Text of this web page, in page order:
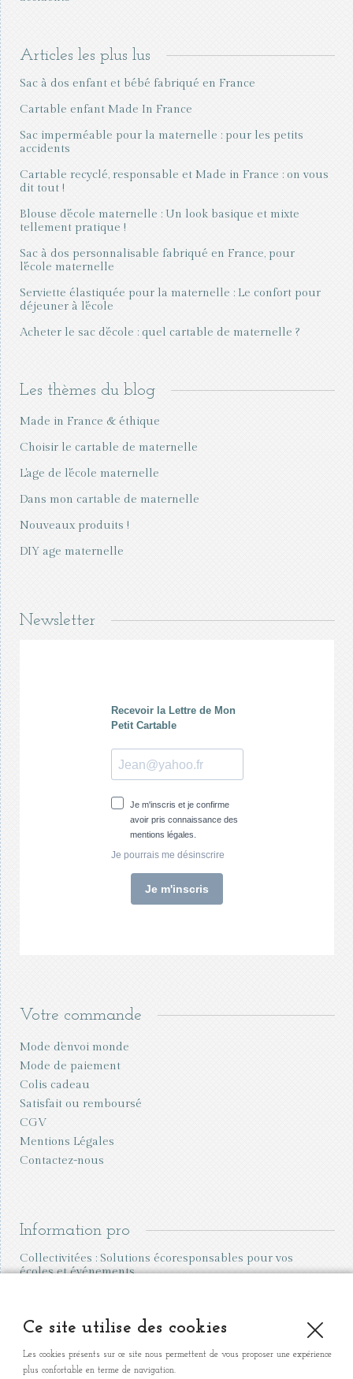
Articles les plus lus
Sac à dos enfant et bébé fabriqué en France
Cartable enfant Made In France
Sac imperméable pour la maternelle : pour les petits
accidents
Cartable recyclé, responsable et Made in France : on vous
dit tout !
Blouse d'école maternelle : Un look basique et mixte
tellement pratique !
Sac à dos personnalisable fabriqué en France, pour
l'école maternelle
Serviette élastiquée pour la maternelle : Le confort pour
déjeuner à l'école
Acheter le sac d’école : quel cartable de maternelle ?
Les thèmes du blog
Made in France & éthique
Choisir le cartable de maternelle
L'age de l'école maternelle
Dans mon cartable de maternelle
Nouveaux produits !
DIY age maternelle
Newsletter
Votre commande
Mode d'envoi monde
Mode de paiement
Colis cadeau
Satisfait ou remboursé
CGV
Mentions Légales
Contactez-nous
Information pro
Collectivitées : Solutions écoresponsables pour vos
écoles et événements
Organiser une vente à domicile
Ce site utilise des cookies
Les cookies présents sur ce site nous permettent de vous proposer une expérience
plus confortable en terme de navigation.